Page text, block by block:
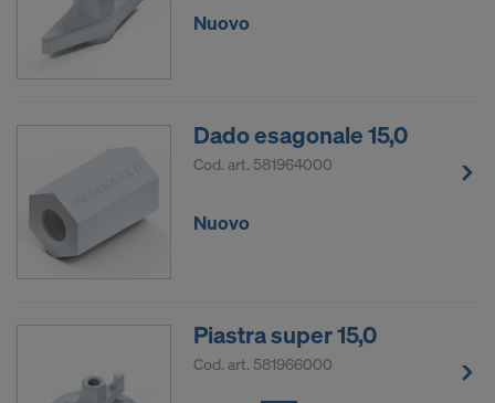
Nuovo
Dado esagonale 15,0
Cod. art. 581964000
Nuovo
Piastra super 15,0
Cod. art. 581966000